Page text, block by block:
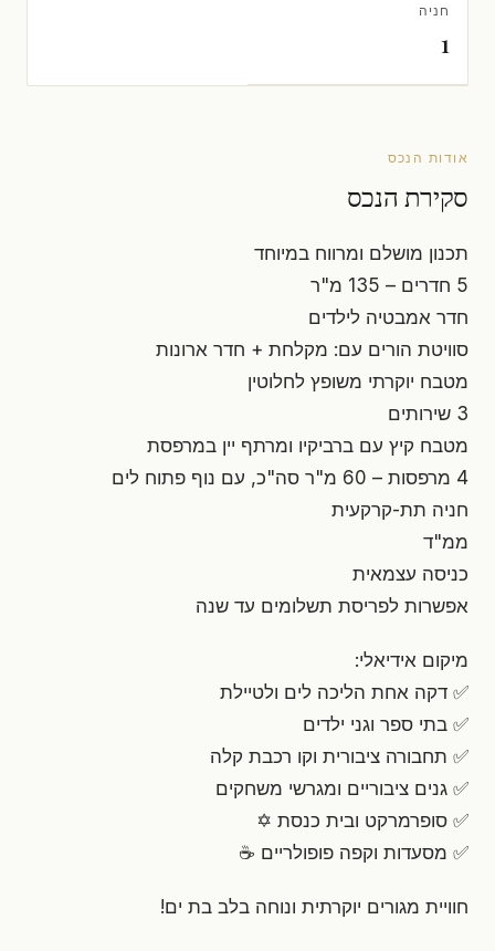
חניה
1
אודות הנכס
סקירת הנכס
תכנון מושלם ומרווח במיוחד
5 חדרים – 135 מ"ר
חדר אמבטיה לילדים
סוויטת הורים עם: מקלחת + חדר ארונות
מטבח יוקרתי משופץ לחלוטין
3 שירותים
מטבח קיץ עם ברביקיו ומרתף יין במרפסת
4 מרפסות – 60 מ"ר סה"כ, עם נוף פתוח לים
חניה תת-קרקעית
ממ"ד
כניסה עצמאית
אפשרות לפריסת תשלומים עד שנה
מיקום אידיאלי:
✅ דקה אחת הליכה לים ולטיילת
✅ בתי ספר וגני ילדים
✅ תחבורה ציבורית וקו רכבת קלה
✅ גנים ציבוריים ומגרשי משחקים
✅ סופרמרקט ובית כנסת ✡️
✅ מסעדות וקפה פופולריים ☕
חוויית מגורים יוקרתית ונוחה בלב בת ים!